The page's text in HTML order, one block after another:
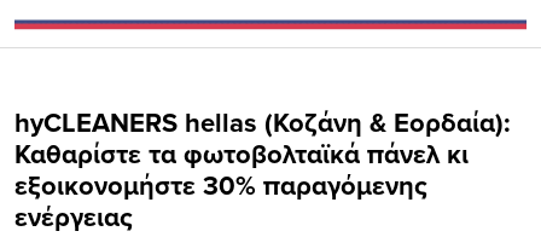
hyCLEANERS hellas (Koζάνη & Εορδαία):
Καθαρίστε τα φωτοβολταϊκά πάνελ κι
εξοικονομήστε 30% παραγόμενης
ενέργειας